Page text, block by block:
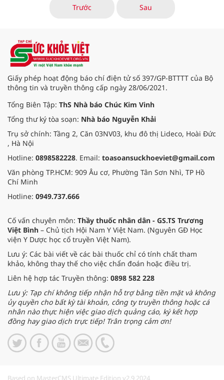
ngờ rằng đằng sau món quà vặt
Trước Sau
Giấy phép hoạt động báo chí điện tử số 397/GP-BTTTT của Bộ
thông tin và truyền thông cấp ngày 28/06/2021.
Tổng Biên Tập: ThS Nhà báo Chúc Kim Vinh
Tổng thư ký tòa soạn: Nhà báo Nguyễn Khải
Trụ sở chính: Tầng 2, Căn 03NV03, khu đô thị Lideco, Hoài Đức
, Hà Nội
Hotline: 0898582228. Email: toasoansuckhoeviet@gmail.com
Văn phòng TP.HCM: 909 Âu cơ, Phường Tân Sơn Nhì, TP Hồ
Chí Minh
Hotline: 0949.737.666
Cố vấn chuyên môn: Thầy thuốc nhân dân - GS.TS Trương
Việt Bình – Chủ tịch Hội Nam Y Việt Nam. (Nguyên GĐ Học
viện Y Dược học cổ truyền Việt Nam).
Lưu ý: Các bài viết về các bài thuốc chỉ có tính chất tham
khảo, không thay thế cho việc chẩn đoán hoặc điều trị.
Liên hệ hợp tác Truyền thông: 0898 582 228
Lưu ý: Tạp chí không tiếp nhận hỗ trợ bằng tiền mặt và không
ủy quyền cho bất kỳ tài khoản, công ty truyền thông hoặc cá
nhân nào thực hiện việc giao dịch quảng cáo, ký kết hợp
đồng hay giao dịch trực tiếp! Trân trọng cảm ơn!
Based on MasterCMS Ultimate Edition v2.9 2024